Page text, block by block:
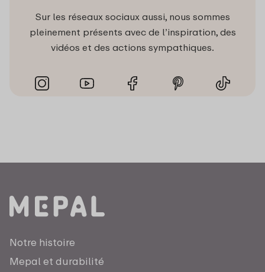
Sur les réseaux sociaux aussi, nous sommes
pleinement présents avec de l’inspiration, des
vidéos et des actions sympathiques.
Notre histoire
Mepal et durabilité